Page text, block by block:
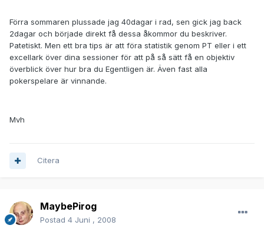
Förra sommaren plussade jag 40dagar i rad, sen gick jag back
2dagar och började direkt få dessa åkommor du beskriver.
Patetiskt. Men ett bra tips är att föra statistik genom PT eller i ett
excellark över dina sessioner för att på så sätt få en objektiv
överblick över hur bra du Egentligen är. Även fast alla
pokerspelare är vinnande.
Mvh
Citera
MaybePirog
Postad 4 Juni , 2008